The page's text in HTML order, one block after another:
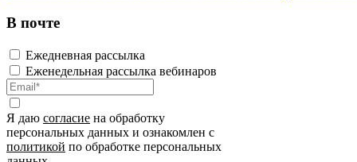
В почте
Ежедневная рассылка
Еженедельная рассылка вебинаров
Я даю согласие на обработку
персональных данных и ознакомлен с
политикой по обработке персональных